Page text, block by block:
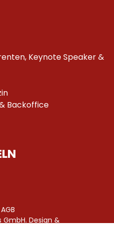
Keynote Speaker &
Backoffice
Design &
AGB